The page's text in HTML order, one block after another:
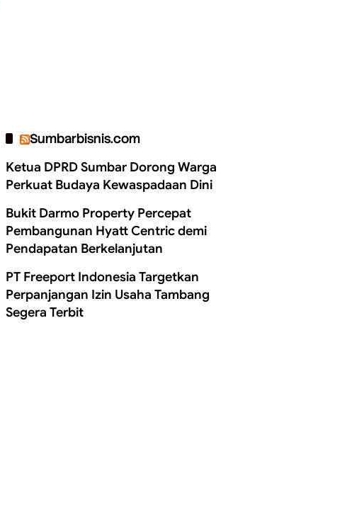
Sumbarbisnis.com
Ketua DPRD Sumbar Dorong Warga
Perkuat Budaya Kewaspadaan Dini
Bukit Darmo Property Percepat
Pembangunan Hyatt Centric demi
Pendapatan Berkelanjutan
PT Freeport Indonesia Targetkan
Perpanjangan Izin Usaha Tambang
Segera Terbit